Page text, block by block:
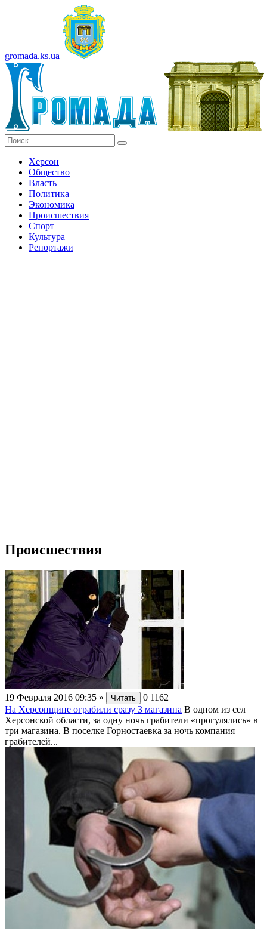
gromada.ks.ua
Херсон
Общество
Власть
Политика
Экономика
Происшествия
Спорт
Культура
Репортажи
Происшествия
19 Февраля 2016 09:35 » Читать 0 1162
На Херсонщине ограбили сразу 3 магазина В одном из сел
Херсонской области, за одну ночь грабители «прогулялись» в
три магазина. В поселке Горностаевка за ночь компания
грабителей...